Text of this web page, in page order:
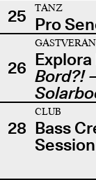
25
TANZ
Pro
26 Bord?!
28
CLUB
Bass
Session